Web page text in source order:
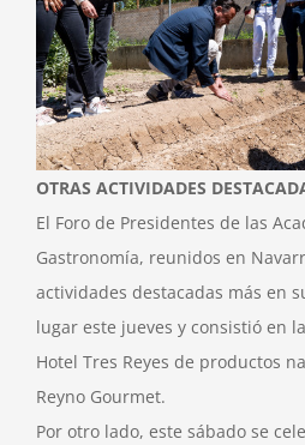
OTRAS ACTIVIDADES
El Foro de Presidentes de las
Gastronomía, reunidos en
actividades destacadas más en
lugar este jueves y consistió en
Hotel Tres Reyes de productos
Reyno Gourmet.
Por otro lado, este sábado se